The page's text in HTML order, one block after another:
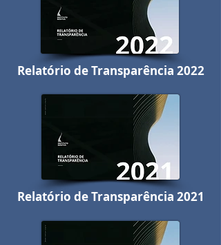
Relatório de Transparência 2022
Relatório de Transparência 2021